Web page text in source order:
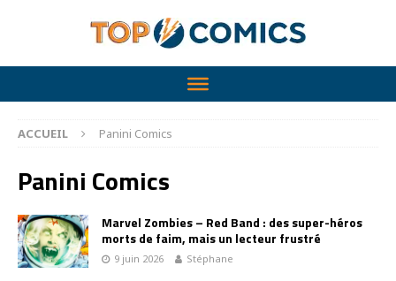
ACCUEIL Panini Comics
Panini Comics
Marvel Zombies – Red Band : des super-héros
morts de faim, mais un lecteur frustré
9 juin 2026 Stéphane